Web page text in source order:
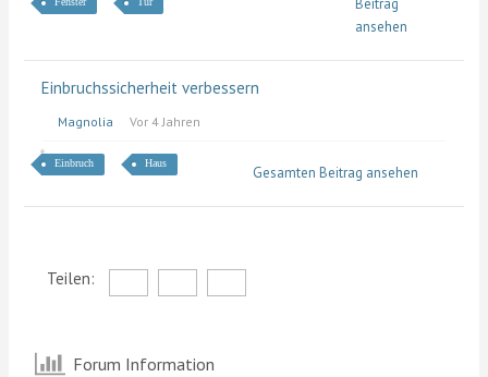
Beitrag
ansehen
Einbruchssicherheit verbessern
Magnolia Vor 4 Jahren
Einbruch Haus
Gesamten Beitrag ansehen
Teilen:
Forum Information